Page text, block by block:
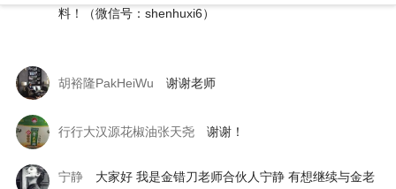
料！（微信号：shenhuxi6）
胡裕隆PakHeiWu 谢谢老师
行行大汉源花椒油张天尧 谢谢！
宁静
大家好 我是金错刀老师合伙人宁静 有想继续与金老